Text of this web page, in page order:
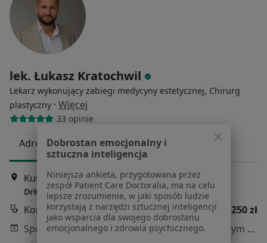
lek. Łukasz Kratochwil
Lekarz wykonujący zabiegi medycyny estetycznej, Chirurg
plastyczny · Więcej
33 opinie
Adres Online
Kutrzeby 64, Wrocław•Mapa
DrKratochwil
Konsultacja lekarska
250 zł
Specjalista nie oferuje umawiania online pod tym adresem.
Dobrostan emocjonalny i
sztuczna inteligencja
Niniejsza ankieta, przygotowana przez
zespół Patient Care Doctoralia, ma na celu
lepsze zrozumienie, w jaki sposób ludzie
korzystają z narzędzi sztucznej inteligencji
jako wsparcia dla swojego dobrostanu
emocjonalnego i zdrowia psychicznego.